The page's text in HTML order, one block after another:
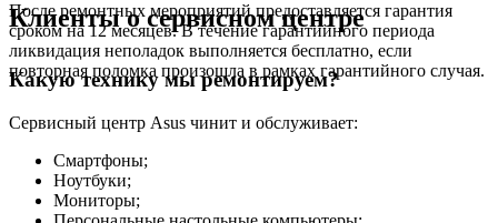
После ремонтных мероприятий предоставляется гарантия
сроком на 12 месяцев. В течение гарантийного периода
ликвидация неполадок выполняется бесплатно, если
повторная поломка произошла в рамках гарантийного случая.
Какую технику мы ремонтируем?
Сервисный центр Asus чинит и обслуживает:
Смартфоны;
Ноутбуки;
Мониторы;
Клиенты о сервисном центре